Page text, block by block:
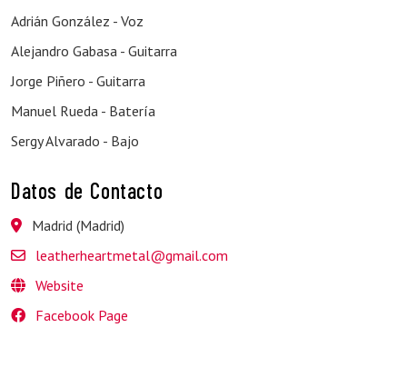
Adrián González - Voz
Alejandro Gabasa - Guitarra
Jorge Piñero - Guitarra
Manuel Rueda - Batería
Sergy Alvarado - Bajo
Datos de Contacto
Madrid (Madrid)
leatherheartmetal@gmail.com
Website
Facebook Page